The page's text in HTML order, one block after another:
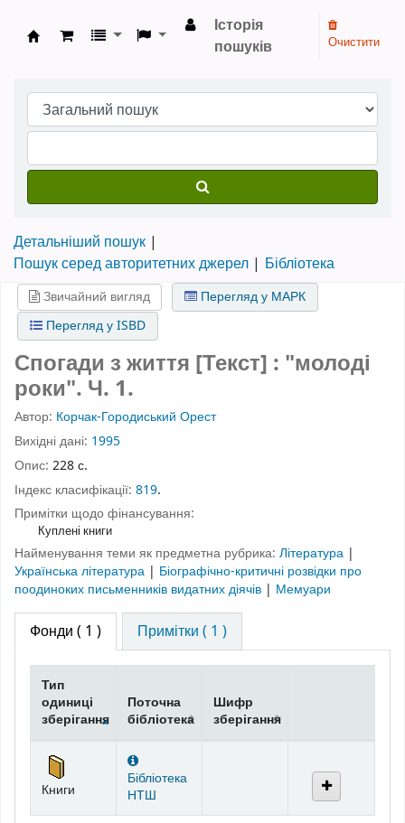
Бібліотека НТШ › Електронний каталог
Історія
пошуків
Очистити
Детальніший пошук
Пошук серед авторитетних джерел
Бібліотека
Звичайний вигляд
Перегляд у МАРК
Перегляд у ISBD
Спогади з життя [Текст] : "молоді
роки". Ч. 1.
Автор: Корчак-Городиський Орест
Вихідні дані: 1995
Опис: 228 с.
Індекс класифікації: 819.
Примітки щодо фінансування:
Куплені книги
Найменування теми як предметна рубрика: Література |
Українська література | Біографічно-критичні розвідки про
поодиноких письменників видатних діячів | Мемуари
Фонди ( 1 ) Примітки ( 1 )
Фонди
Тип
одиниці
зберігання
Поточна
бібліотека
Шифр
зберігання
Книги
Бібліотека
НТШ